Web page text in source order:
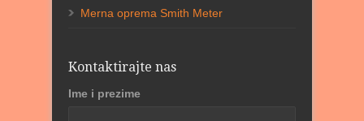
Merna oprema Smith Meter
Kontaktirajte nas
Ime i prezime